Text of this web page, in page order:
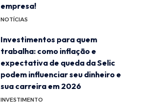
empresa!
NOTÍCIAS
Investimentos para quem
trabalha: como inflação e
expectativa de queda da Selic
podem influenciar seu dinheiro e
sua carreira em 2026
INVESTIMENTO